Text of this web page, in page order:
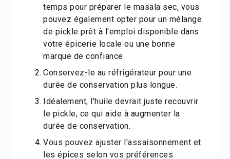
temps pour préparer le masala sec, vous
pouvez également opter pour un mélange
de pickle prêt à l'emploi disponible dans
votre épicerie locale ou une bonne
marque de confiance.
Conservez-le au réfrigérateur pour une
durée de conservation plus longue.
Idéalement, l'huile devrait juste recouvrir
le pickle, ce qui aide à augmenter la
durée de conservation.
Vous pouvez ajuster l'assaisonnement et
les épices selon vos préférences.